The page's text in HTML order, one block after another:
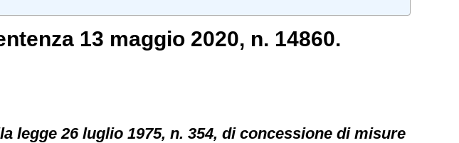
13 maggio 2020, n. 14860.
legge 26 luglio 1975, n. 354, di concessione di misure